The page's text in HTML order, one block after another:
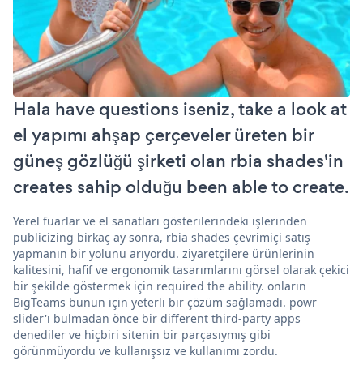
Hala have questions iseniz, take a look at
el yapımı ahşap çerçeveler üreten bir
güneş gözlüğü şirketi olan rbia shades'in
creates sahip olduğu been able to create.
Yerel fuarlar ve el sanatları gösterilerindeki işlerinden
publicizing birkaç ay sonra, rbia shades çevrimiçi satış
yapmanın bir yolunu arıyordu. ziyaretçilere ürünlerinin
kalitesini, hafif ve ergonomik tasarımlarını görsel olarak çekici
bir şekilde göstermek için required the ability. onların
BigTeams bunun için yeterli bir çözüm sağlamadı. powr
slider'ı bulmadan önce bir different third-party apps
denediler ve hiçbiri sitenin bir parçasıymış gibi
görünmüyordu ve kullanışsız ve kullanımı zordu.